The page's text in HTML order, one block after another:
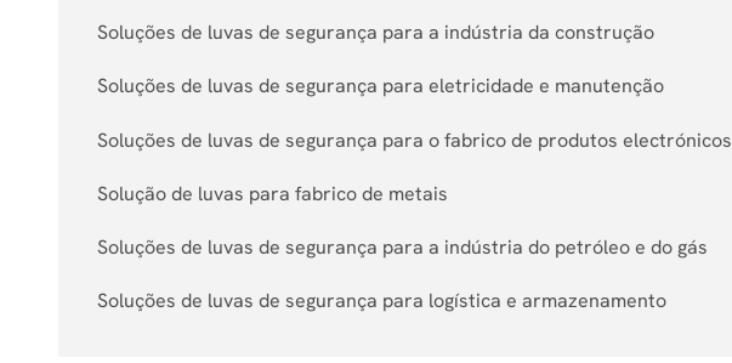
Soluções de luvas de segurança para a indústria da construção
Soluções de luvas de segurança para eletricidade e manutenção
Soluções de luvas de segurança para o fabrico de produtos electrónicos
Solução de luvas para fabrico de metais
Soluções de luvas de segurança para a indústria do petróleo e do gás
Soluções de luvas de segurança para logística e armazenamento